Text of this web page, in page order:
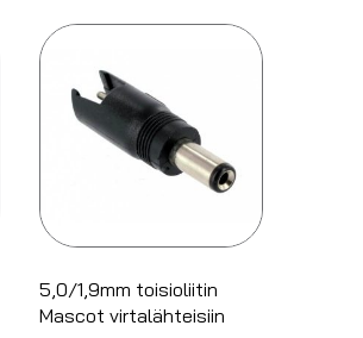
5,0/1,9mm toisioliitin
Mascot virtalähteisiin